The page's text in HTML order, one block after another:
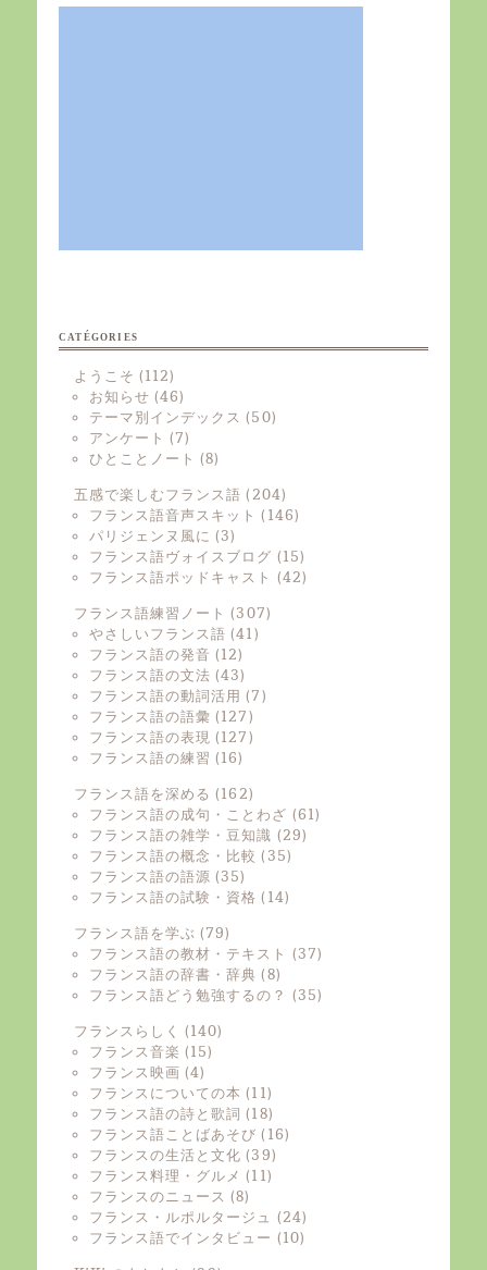
CATÉGORIES
ようこそ (112)
お知らせ (46)
テーマ別インデックス (50)
アンケート (7)
ひとことノート (8)
五感で楽しむフランス語 (204)
フランス語音声スキット (146)
パリジェンヌ風に (3)
フランス語ヴォイスブログ (15)
フランス語ポッドキャスト (42)
フランス語練習ノート (307)
やさしいフランス語 (41)
フランス語の発音 (12)
フランス語の文法 (43)
フランス語の動詞活用 (7)
フランス語の語彙 (127)
フランス語の表現 (127)
フランス語の練習 (16)
フランス語を深める (162)
フランス語の成句・ことわざ (61)
フランス語の雑学・豆知識 (29)
フランス語の概念・比較 (35)
フランス語の語源 (35)
フランス語の試験・資格 (14)
フランス語を学ぶ (79)
フランス語の教材・テキスト (37)
フランス語の辞書・辞典 (8)
フランス語どう勉強するの？ (35)
フランスらしく (140)
フランス音楽 (15)
フランス映画 (4)
フランスについての本 (11)
フランス語の詩と歌詞 (18)
フランス語ことばあそび (16)
フランスの生活と文化 (39)
フランス料理・グルメ (11)
フランスのニュース (8)
フランス・ルポルタージュ (24)
フランス語でインタビュー (10)